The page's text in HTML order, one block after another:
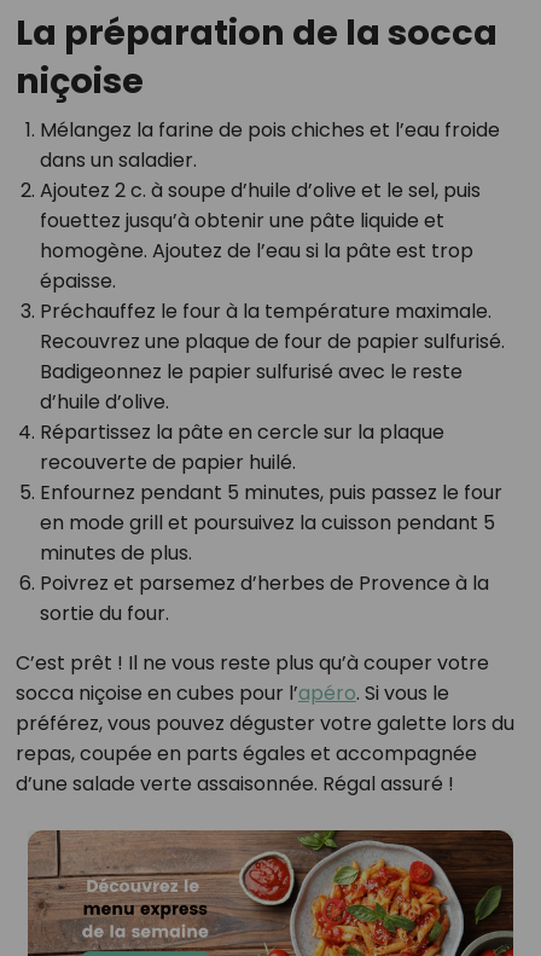
La préparation de la socca
niçoise
Mélangez la farine de pois chiches et l’eau froide
dans un saladier.
Ajoutez 2 c. à soupe d’huile d’olive et le sel, puis
fouettez jusqu’à obtenir une pâte liquide et
homogène. Ajoutez de l’eau si la pâte est trop
épaisse.
Préchauffez le four à la température maximale.
Recouvrez une plaque de four de papier sulfurisé.
Badigeonnez le papier sulfurisé avec le reste
d’huile d’olive.
Répartissez la pâte en cercle sur la plaque
recouverte de papier huilé.
Enfournez pendant 5 minutes, puis passez le four
en mode grill et poursuivez la cuisson pendant 5
minutes de plus.
Poivrez et parsemez d’herbes de Provence à la
sortie du four.
C’est prêt ! Il ne vous reste plus qu’à couper votre
socca niçoise en cubes pour l’apéro. Si vous le
préférez, vous pouvez déguster votre galette lors du
repas, coupée en parts égales et accompagnée
d’une salade verte assaisonnée. Régal assuré !